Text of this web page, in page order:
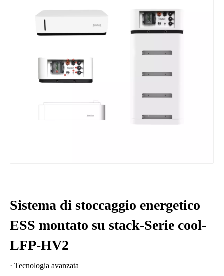
Sistema di stoccaggio energetico
ESS montato su stack-Serie cool-
LFP-HV2
· Tecnologia avanzata